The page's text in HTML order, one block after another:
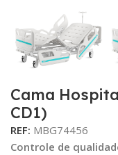
Cama
CD1)
REF: MBG74456
Controle de